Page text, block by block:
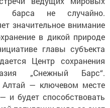
барса не случайно.
значительное внимание
в дикой природе
главы субъекта
Центр сохранения
„Снежный Барс“.
Алтай — ключевом месте
и будет способствовать
популяции вида за счет